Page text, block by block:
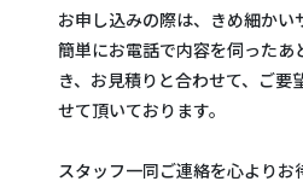
お申し込みの際は、きめ細か
簡単にお電話で内容を伺った
き、お見積りと合わせて、ご
せて頂いております。
スタッフ一同ご連絡を心よりお